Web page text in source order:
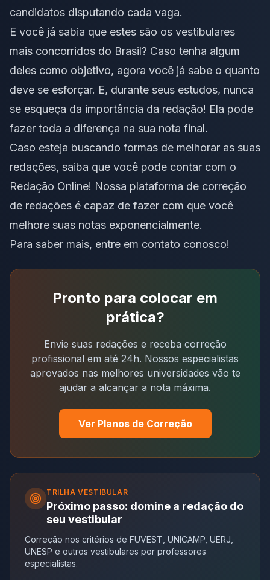
candidatos disputando cada vaga.
E você já sabia que estes são os vestibulares
mais concorridos do Brasil? Caso tenha algum
deles como objetivo, agora você já sabe o quanto
deve se esforçar. E, durante seus estudos, nunca
se esqueça da importância da redação! Ela pode
fazer toda a diferença na sua nota final.
Caso esteja buscando formas de melhorar as suas
redações, saiba que você pode contar com o
Redação Online! Nossa plataforma de correção
de redações é capaz de fazer com que você
melhore suas notas exponencialmente.
Para saber mais, entre em contato conosco!
Pronto para colocar em
prática?
Envie suas redações e receba correção
profissional em até 24h. Nossos especialistas
aprovados nas melhores universidades vão te
ajudar a alcançar a nota máxima.
Ver Planos de Correção
TRILHAVESTIBULAR
Próximo passo: domine a redação do
seu vestibular
Correção nos critérios de FUVEST, UNICAMP, UERJ,
UNESP e outros vestibulares por professores
especialistas.